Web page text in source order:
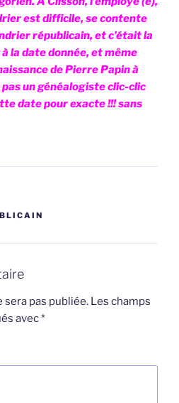
est difficile, se contente
républicain, et c’était la
la date donnée, et même
de Pierre Papin à
pas un généalogiste clic-clic
date pour exacte !!! sans
sera pas publiée. Les champs
avec*